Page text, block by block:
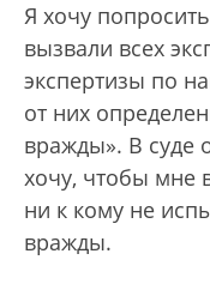
Я хочу
вызвали всех
экспертизы по
от них
вражды». В суде
хочу, чтобы мне
ни к кому не
вражды.